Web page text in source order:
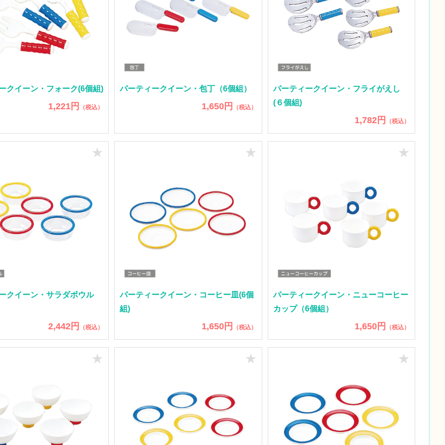
クイーン・フォーク(6個組)
1,221円 （税込）
パーティークイーン・包丁（6個組）
1,650円 （税込）
パーティークイーン・フライがえし
(６個組)
1,782円 （税込）
クイーン・サラダボウル
2,442円 （税込）
★
パーティークイーン・コーヒー皿(6個
組)
1,650円 （税込）
★
パーティークイーン・ニューコーヒー
カップ（6個組）
1,650円 （税込）
★
★ ★ ★